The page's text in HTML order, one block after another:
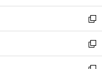
開
く
ウ
で
開
く
ン
ド
ウ
で
開
ウ
ィ
ン
ド
ウ
新
し
い
ウ
新
し